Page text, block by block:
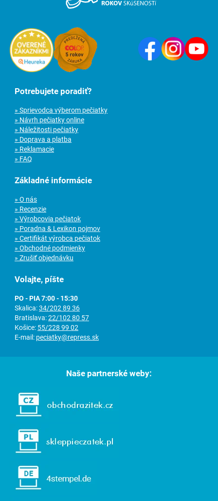
Potrebujete poradiť?
» Sprievodca výberom pečiatky
» Návrh pečiatky online
» Náležitosti pečiatky
» Doprava a platba
» Reklamacie
» FAQ
Základné informácie
» O nás
» Recenzie
» Výrobcovia pečiatok
» Poradna & Lexikon pojmov
» Certifikát výrobca pečiatok
» Obchodné podmienky
» Zrušiť objednávku
Volajte, píšte
PO - PIA 7:00 - 15:30
Skalica:34/202 89 36
Bratislava:22/102 80 57
Košice: 55/228 99 02
E-mail: peciatky@repress.sk
Naše partnerské weby: